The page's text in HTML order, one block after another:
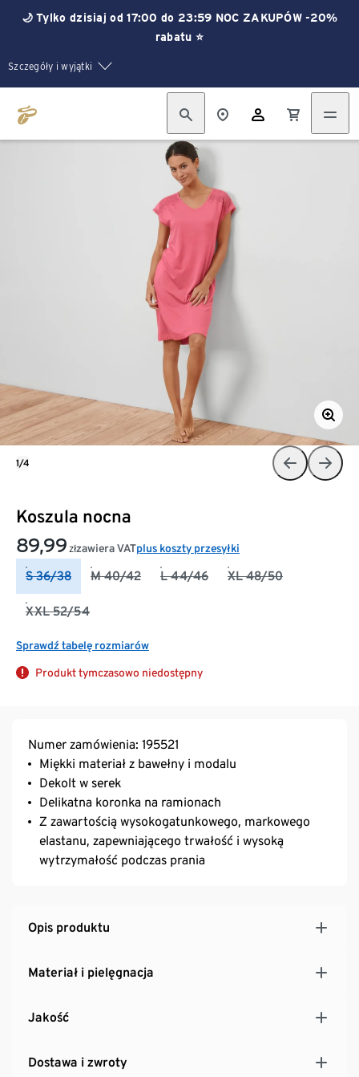
🌙 Tylko dzisiaj od 17:00 do 23:59 NOC ZAKUPÓW -20%
rabatu ⭐
Szczegóły i wyjątki
Koszula nocna
89,99 złzawiera VATplus koszty przesyłki
S 36/38 M 40/42 L 44/46 XL 48/50
XXL 52/54
Sprawdź tabelę rozmiarów
Produkt tymczasowo niedostępny
1/4
Numer zamówienia: 195521
Miękki materiał z bawełny i modalu
Dekolt w serek
Delikatna koronka na ramionach
Z zawartością wysokogatunkowego, markowego
elastanu, zapewniającego trwałość i wysoką
wytrzymałość podczas prania
Opis produktu
Materiał i pielęgnacja
Jakość
Dostawa i zwroty